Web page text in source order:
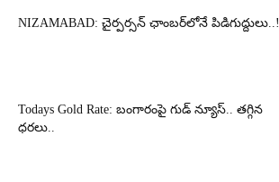
NIZAMABAD: చైర్పర్సన్ ఛాంబర్‌లోనే పిడిగుద్దులు..!
Todays Gold Rate: బంగారంపై గుడ్ న్యూస్.. తగ్గిన
ధరలు..